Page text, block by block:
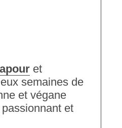
et
semaines de
et végane
et